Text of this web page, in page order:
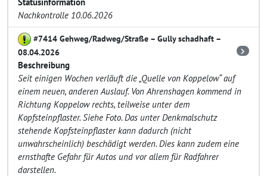
Nachkontrolle 10.06.2026
#7414 Gehweg/Radweg/Straße – Gully schadhaft –
08.04.2026
Beschreibung
Seit einigen Wochen verläuft die „Quelle von Koppelow“ auf
einem neuen, anderen Auslauf. Von Ahrenshagen kommend in
Richtung Koppelow rechts, teilweise unter dem
Kopfsteinpflaster. Siehe Foto. Das unter Denkmalschutz
stehende Kopfsteinpflaster kann dadurch (nicht
unwahrscheinlich) beschädigt werden. Dies kann zudem eine
ernsthafte Gefahr für Autos und vor allem für Radfahrer
darstellen.